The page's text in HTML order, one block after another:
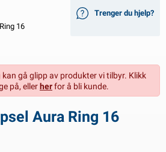
16
Trenger du hjelp?
kan gå glipp av produkter vi tilbyr. Klikk
på, ellerherfor å bli kunde.
Aura Ring 16